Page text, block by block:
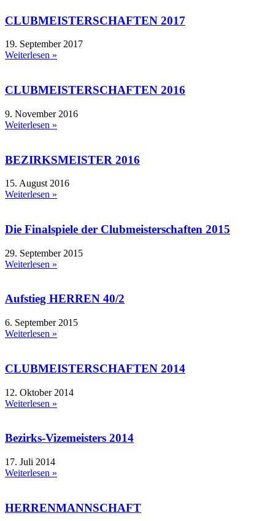
CLUBMEISTERSCHAFTEN 2017
19. September 2017
Weiterlesen »
CLUBMEISTERSCHAFTEN 2016
9. November 2016
Weiterlesen »
BEZIRKSMEISTER 2016
15. August 2016
Weiterlesen »
Die Finalspiele der Clubmeisterschaften 2015
29. September 2015
Weiterlesen »
Aufstieg HERREN 40/2
6. September 2015
Weiterlesen »
CLUBMEISTERSCHAFTEN 2014
12. Oktober 2014
Weiterlesen »
Bezirks-Vizemeisters 2014
17. Juli 2014
Weiterlesen »
HERRENMANNSCHAFT